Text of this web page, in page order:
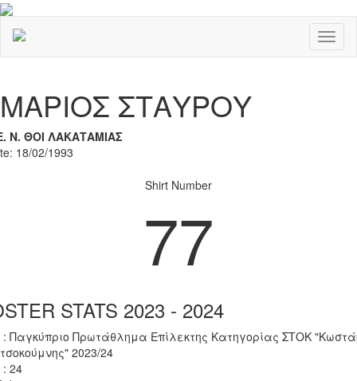
ΜΑΡΙΟΣ ΣΤΑΥΡΟΥ
Ν. ΘΟΙ ΛΑΚΑΤΑΜΙΑΣ
18/02/1993
Shirt Number
77
STATS 2023 - 2024
: Παγκύπριο Πρωτάθλημα Επίλεκτης Κατηγορίας ΣΤΟΚ
2023/24
: 24